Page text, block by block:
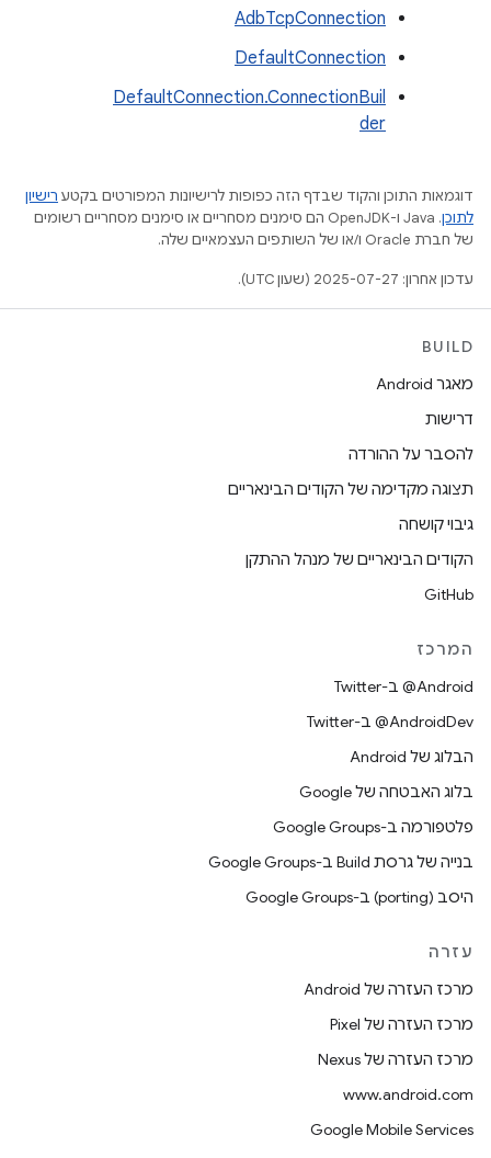
AdbTcpConnection
DefaultConnection
DefaultConnection.ConnectionBuil
der
דוגמאות התוכן והקוד שבדף הזה כפופות לרישיונות המפורטים בקטע רישיון
לתוכן
.‏ Java ו-OpenJDK הם סימנים מסחריים או סימנים מסחריים רשומים
של חברת Oracle ו/או של השותפים העצמאיים שלה.
עדכון אחרון: 2025-07-27 (שעון UTC).
BUILD
מאגר Android
דרישות
להסבר על ההורדה
תצוגה מקדימה של הקודים הבינאריים
גיבוי קושחה
הקודים הבינאריים של מנהל ההתקן
GitHub
המרכז
‎@Android ב-Twitter
‎@AndroidDev ב-Twitter
הבלוג של Android
בלוג האבטחה של Google
פלטפורמה ב-Google Groups
בנייה של גרסת Build ב-Google Groups
היסב (porting) ב-Google Groups
עזרה
מרכז העזרה של Android
מרכז העזרה של Pixel
מרכז העזרה של Nexus
www.android.com
Google Mobile Services